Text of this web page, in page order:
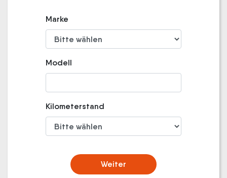
Marke
Modell
Kilometerstand
Weiter